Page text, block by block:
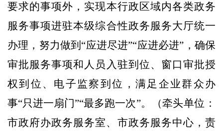
要求的事项外，实现本行政区域内各类政务
服务事项进驻本级综合性政务服务大厅统一
办理，努力做到“应进尽进”“应进必进”，确保
审批服务事项和人员入驻到位、窗口审批授
权到位、电子监察到位，满足企业群众办
事“只进一扇门”“最多跑一次”。
（牵头单位：
市政府办政务服务室、市政务服务中心， 责